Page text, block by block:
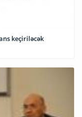
keçiriləcək